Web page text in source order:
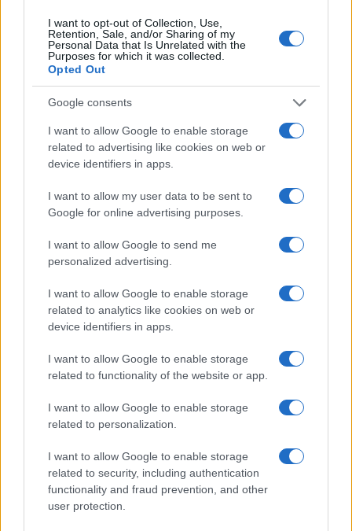
I want to opt-out of Collection, Use,
Retention, Sale, and/or Sharing of my
Personal Data that Is Unrelated with the
Purposes for which it was collected.
Opted Out
Google consents
I want to allow Google to enable storage
related to advertising like cookies on web or
device identifiers in apps.
I want to allow my user data to be sent to
Google for online advertising purposes.
I want to allow Google to send me
personalized advertising.
I want to allow Google to enable storage
related to analytics like cookies on web or
device identifiers in apps.
I want to allow Google to enable storage
related to functionality of the website or app.
I want to allow Google to enable storage
related to personalization.
I want to allow Google to enable storage
related to security, including authentication
functionality and fraud prevention, and other
user protection.
della Nato in Ucraina
Si tratta di uno dei tanti attacchi a sorpresa di
addirittura la parata militare del prossimo 9
maggio. Nei giorni scorsi, inoltre, il Servizio di
un attacco dinamitardoall’ospedale navale della
capitale della Crimea, la città di Simferopoli.
Le dichiarazioni di Zelensky arrivano dopo il
colloquio telefonico con il presidente cinese Xi
Jinping, poche settimane fa alla corte di Putin per
quello che starebbe per diventare il nuovo asse
geopolitico in chiave anti-occidentale. Il
presidente ucraino ha sottolineato di aver
riconoscere
l’integrità ucrainanata dalle ceneri dell’Unione
Donbass. In tale ambito, Xi avrebbe rassicurato
Zelensky dinon voler fornire alcune armi
sostegno della Federazione Russa. “L’Ucraina